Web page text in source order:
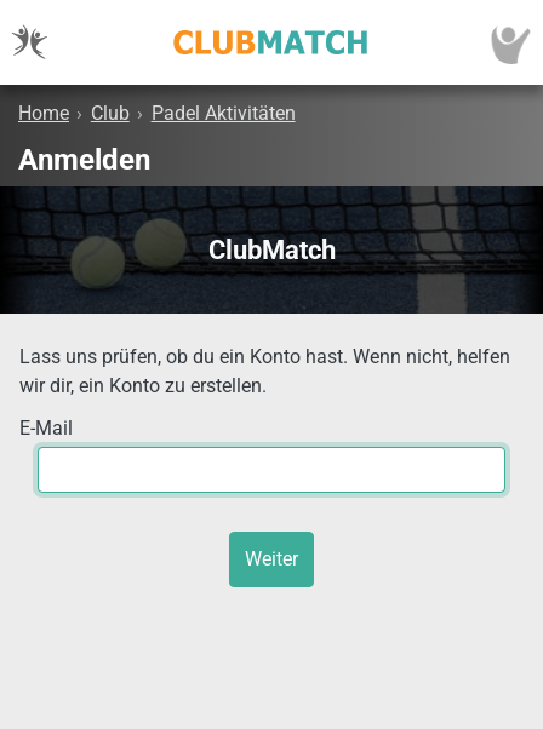
Home › Club › Padel Aktivitäten
Anmelden
ClubMatch
Lass uns prüfen, ob du ein Konto hast. Wenn nicht, helfen
wir dir, ein Konto zu erstellen.
E-Mail
Weiter